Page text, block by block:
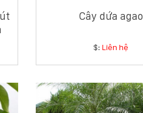
Cây dứa agao
$: Liên hệ